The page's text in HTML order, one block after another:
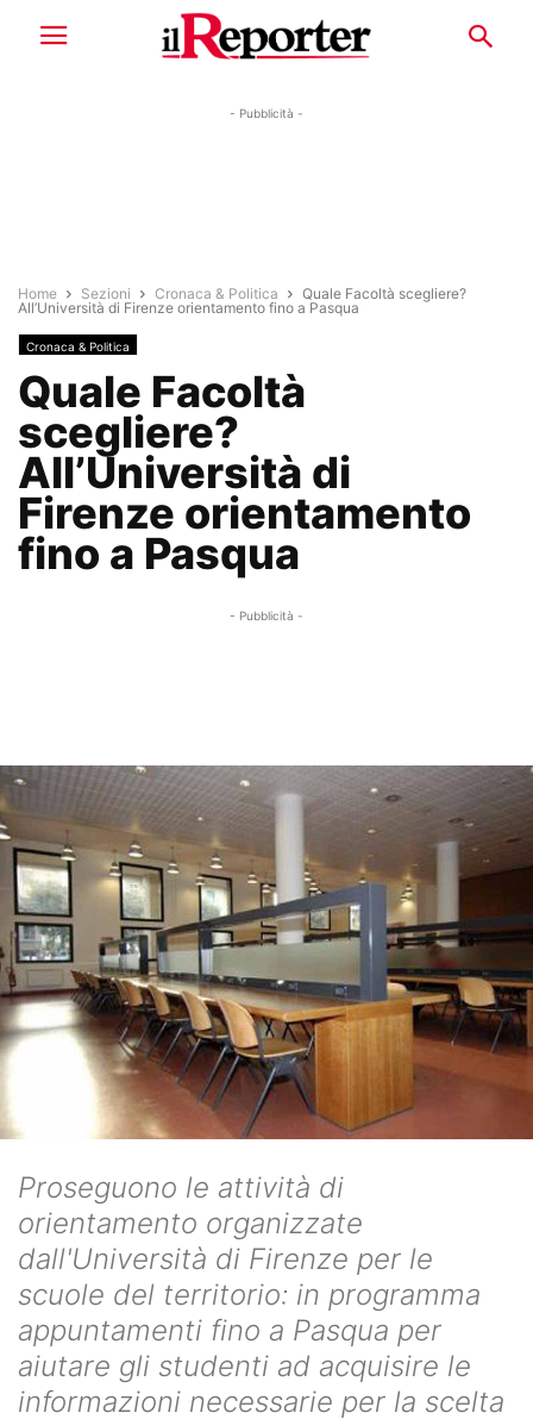
- Pubblicità -
Home Sezioni Cronaca & Politica
Quale Facoltà scegliere?
All’Università di Firenze orientamento fino a Pasqua
Cronaca & Politica
Quale Facoltà
scegliere?
All’Università di
Firenze orientamento
fino a Pasqua
- Pubblicità -
Proseguono le attività di
orientamento organizzate
dall'Università di Firenze per le
scuole del territorio: in programma
appuntamenti fino a Pasqua per
aiutare gli studenti ad acquisire le
informazioni necessarie per la scelta